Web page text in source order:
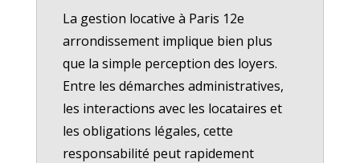
La gestion locative à Paris 12e
arrondissement implique bien plus
que la simple perception des loyers.
Entre les démarches administratives,
les interactions avec les locataires et
les obligations légales, cette
responsabilité peut rapidement